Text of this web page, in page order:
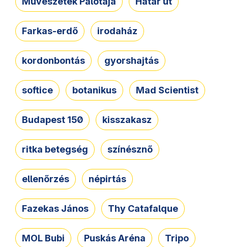
Farkas-erdő irodaház
kordonbontás gyorshajtás
softice botanikus Mad Scientist
Budapest 150 kisszakasz
ritka betegség színésznő
ellenőrzés népirtás
Fazekas János Thy Catafalque
MOL Bubi Puskás Aréna Tripo